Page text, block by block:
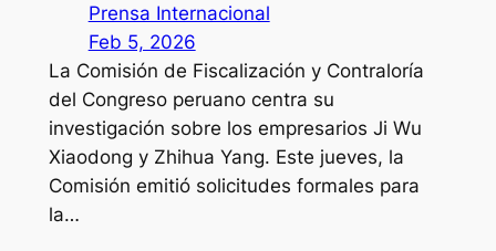
Prensa Internacional
Feb 5, 2026
La Comisión de Fiscalización y Contraloría
del Congreso peruano centra su
investigación sobre los empresarios Ji Wu
Xiaodong y Zhihua Yang. Este jueves, la
Comisión emitió solicitudes formales para
la…